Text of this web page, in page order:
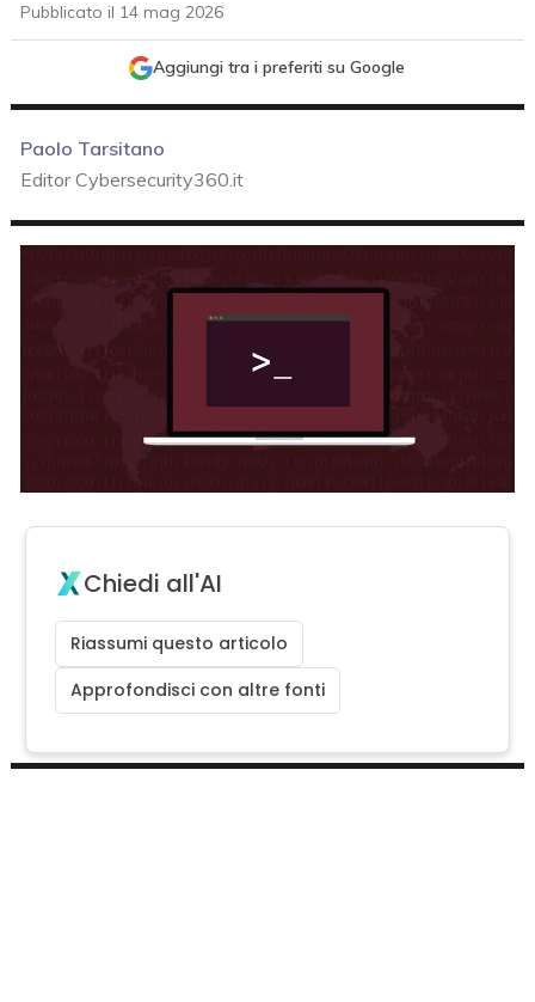
Pubblicato il 14 mag 2026
Aggiungi tra i preferiti su Google
Paolo Tarsitano
Editor Cybersecurity360.it
Chiedi all'AI
Riassumi questo articolo
Approfondisci con altre fonti